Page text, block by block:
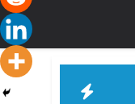
68 años